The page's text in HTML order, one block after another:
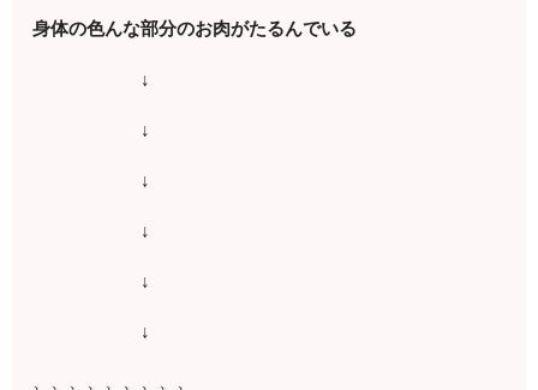
身体の色んな部分のお肉がたるんでいる
↓
↓
↓
↓
↓
↓